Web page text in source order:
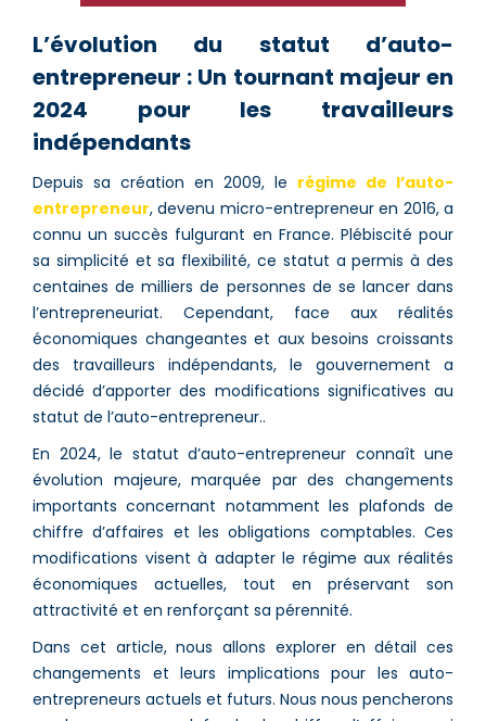
L’évolution du statut d’auto-
entrepreneur : Un tournant majeur en
2024 pour les travailleurs
indépendants
Depuis sa création en 2009, le régime de l’auto-
entrepreneur, devenu micro-entrepreneur en 2016, a
connu un succès fulgurant en France. Plébiscité pour
sa simplicité et sa flexibilité, ce statut a permis à des
centaines de milliers de personnes de se lancer dans
l’entrepreneuriat. Cependant, face aux réalités
économiques changeantes et aux besoins croissants
des travailleurs indépendants, le gouvernement a
décidé d’apporter des modifications significatives au
statut de l’auto-entrepreneur..
En 2024, le statut d’auto-entrepreneur connaît une
évolution majeure, marquée par des changements
importants concernant notamment les plafonds de
chiffre d’affaires et les obligations comptables. Ces
modifications visent à adapter le régime aux réalités
économiques actuelles, tout en préservant son
attractivité et en renforçant sa pérennité.
Dans cet article, nous allons explorer en détail ces
changements et leurs implications pour les auto-
entrepreneurs actuels et futurs. Nous nous pencherons